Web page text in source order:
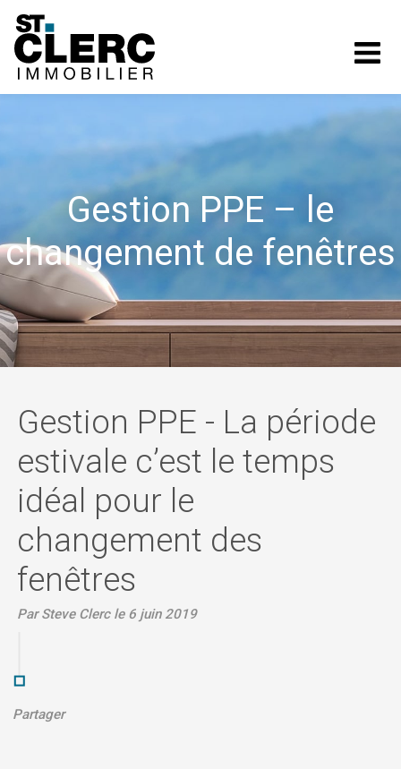
Gestion PPE – le
changement de fenêtres
Gestion PPE - La période
estivale c’est le temps
idéal pour le
changement des
fenêtres
Par Steve Clerc le 6 juin 2019
Partager